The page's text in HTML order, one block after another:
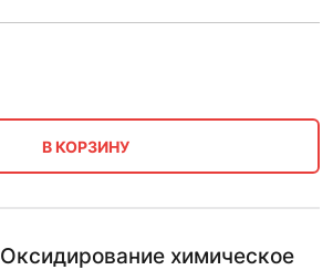
В КОРЗИНУ
Оксидирование химическое